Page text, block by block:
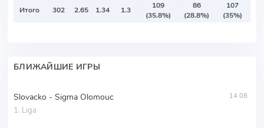
Итого
302 2.65 1.34 1.3
109
(35.8%)
86
(28.8%)
107
(35%)
БЛИЖАЙШИЕ ИГРЫ
Slovacko - Sigma Olomouc
1. Liga
14.08